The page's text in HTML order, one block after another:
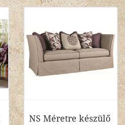
NS Méretre készülő